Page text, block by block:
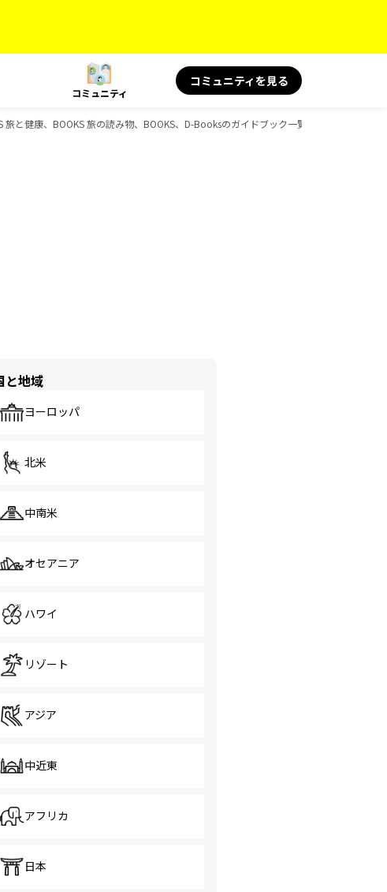
コミュニティ
コミュニティを見る
と健康、BOOKS 旅の読み物、BOOKS、D-Booksのガイドブック一覧
と地域
ヨーロッパ
北米
中南米
オセアニア
ハワイ
リゾート
アジア
中近東
アフリカ
日本